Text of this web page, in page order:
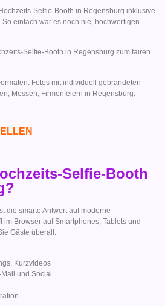
Selfie-Booth in Regensburg inklusive
einfach war es noch nie, hochwertigen
Selfie-Booth in Regensburg zum fairen
Fotos mit individuell gebrandeten
Messen, Firmenfeiern in Regensburg.
Selfie-Booth
die smarte Antwort auf moderne
im Browser auf Smartphones, Tablets und
Gäste überall.
Kurzvideos
und Social